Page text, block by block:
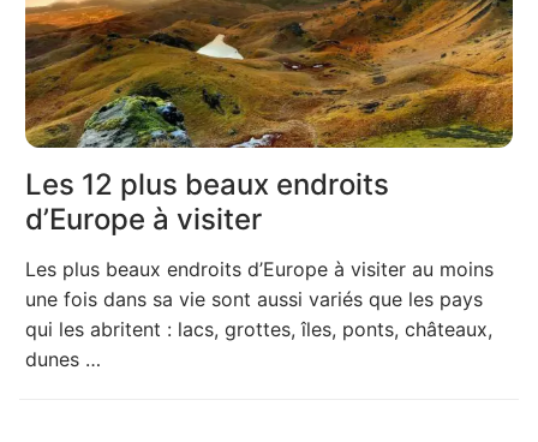
Les 12 plus beaux endroits
d’Europe à visiter
Les plus beaux endroits d’Europe à visiter au moins
une fois dans sa vie sont aussi variés que les pays
qui les abritent : lacs, grottes, îles, ponts, châteaux,
dunes …